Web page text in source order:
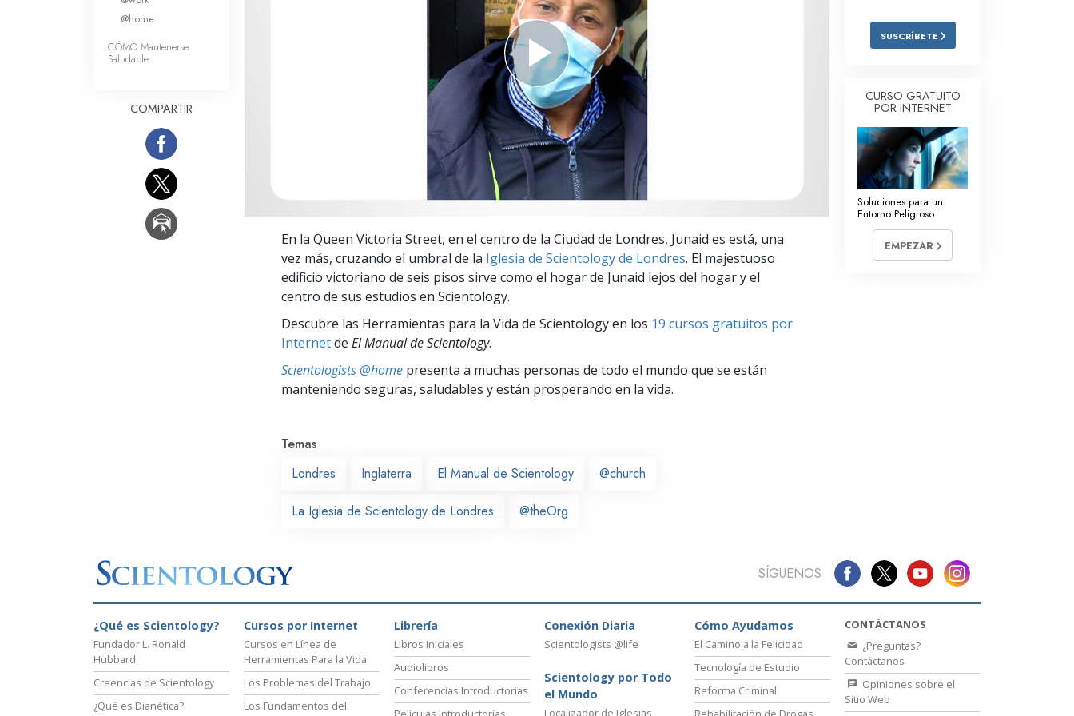
Respuestas a las Drogas
La Causa de la Supresión
Investigaciones
Los Fundamentos de la Organización
Los Fundamentos de las Relaciones
La Tecnología de Estudio
En la Queen Victoria Street, en el centro de la Ciudad de Londres, Junaid es está, una
vez más, cruzando el umbral de la Iglesia de Scientology de Londres. El majestuoso
edificio victoriano de seis pisos sirve como el hogar de Junaid lejos del hogar y el
centro de sus estudios en Scientology.
Descubre las Herramientas para la Vida de Scientology en los 19 cursos gratuitos por
Internetde El Manual de Scientology.
Scientologists @home presenta a muchas personas de todo el mundo que se están
manteniendo seguras, saludables y están prosperando en la vida.
Temas
Londres
Inglaterra El Manual de Scientology @church
La Iglesia de Scientology de Londres @theOrg
@home
CÓMO Mantenerse
Saludable
COMPARTIR
SUSCRÍBETE
CURSO GRATUITO
POR INTERNET
Soluciones para un
Entorno Peligroso
EMPEZAR
SÍGUENOS
¿Qué es Scientology?
Fundador L. Ronald
Hubbard
Creencias de Scientology
¿Qué es Dianética?
Cursos por Internet
Cursos en Línea de
Herramientas Para la Vida
Los Problemas del Trabajo
Los Fundamentos del
Librería
Libros Iniciales
Audiolibros
Conferencias Introductorias
Conexión Diaria
Scientologists @life
Scientology por Todo
el Mundo
Localizador de Iglesias
Cómo Ayudamos
El Camino a la Felicidad
Tecnología de Estudio
Reforma Criminal
CONTÁCTANOS
¿Preguntas?
Contáctanos
Opiniones sobre el
Sitio Web